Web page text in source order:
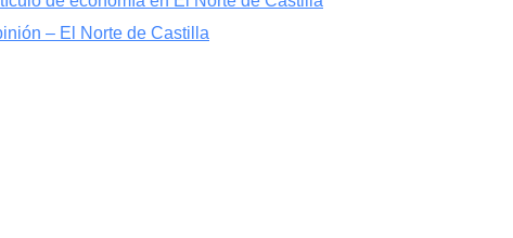
– El Norte de Castilla